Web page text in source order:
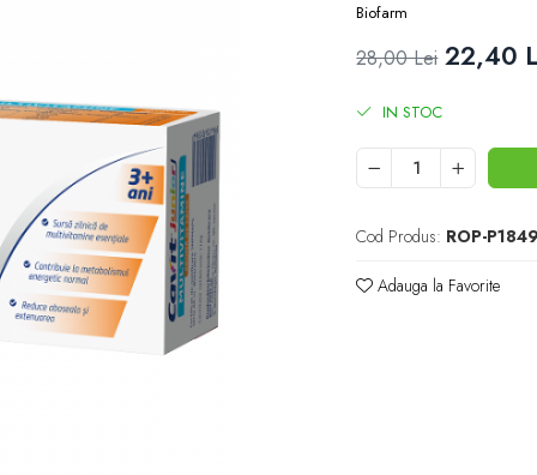
Biofarm
28,00 Lei 22,40
IN STOC
Cod Produs: ROP-
Adauga la Favorite